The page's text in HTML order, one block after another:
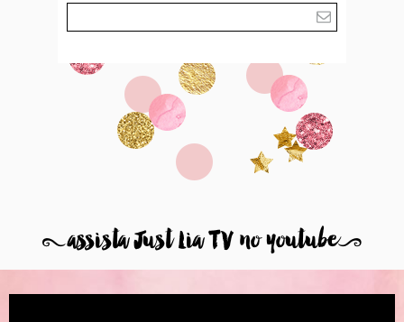
8assista Just Lia TV no youtube9